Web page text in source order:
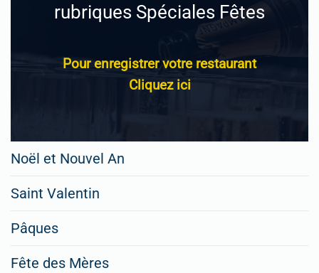
rubriques Spéciales Fêtes
Pour enregistrer votre restaurant
Cliquez ici
Noël et Nouvel An
Saint Valentin
Pâques
Fête des Mères